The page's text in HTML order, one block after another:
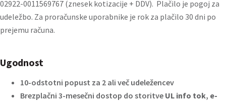
02922-0011569767 (znesek kotizacije + DDV). Plačilo je pogoj za
udeležbo. Za proračunske uporabnike je rok za plačilo 30 dni po
prejemu računa.
Ugodnost
10-odstotni popust za 2 ali več udeležencev
Brezplačni 3-mesečni dostop do storitve UL info tok, e-